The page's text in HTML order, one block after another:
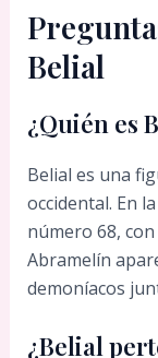
Belial
¿Quién es
Belial es una
occidental. En
número 68,
Abramelín
demoníacos
¿Belial